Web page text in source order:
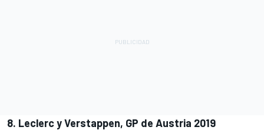
8. Leclerc y Verstappen, GP de Austria 2019